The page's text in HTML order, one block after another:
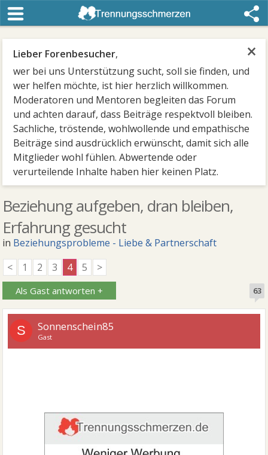
×
Lieber Forenbesucher,
wer bei uns Unterstützung sucht, soll sie finden, und
wer helfen möchte, ist hier herzlich willkommen.
Moderatoren und Mentoren begleiten das Forum
und achten darauf, dass Beiträge respektvoll bleiben.
Sachliche, tröstende, wohlwollende und empathische
Beiträge sind ausdrücklich erwünscht, damit sich alle
Mitglieder wohl fühlen. Abwertende oder
verurteilende Inhalte haben hier keinen Platz.
Beziehung aufgeben, dran bleiben,
Erfahrung gesucht
in Beziehungsprobleme - Liebe & Partnerschaft
<
1 2 3 4 5 >
Als Gast antworten + 63
S Sonnenschein85
Gast